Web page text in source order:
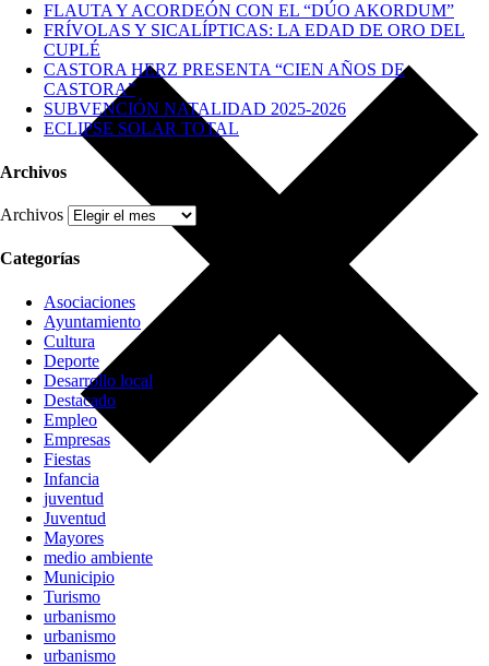
FLAUTA Y ACORDEÓN CON EL “DÚO AKORDUM”
FRÍVOLAS Y SICALÍPTICAS: LA EDAD DE ORO DEL
CUPLÉ
CASTORA HERZ PRESENTA “CIEN AÑOS DE
CASTORA”
SUBVENCIÓN NATALIDAD 2025-2026
ECLIPSE SOLAR TOTAL
Archivos
Archivos
Categorías
Asociaciones
Ayuntamiento
Cultura
Deporte
Desarrollo local
Destacado
Empleo
Empresas
Fiestas
Infancia
juventud
Juventud
Mayores
medio ambiente
Municipio
Turismo
urbanismo
urbanismo
urbanismo